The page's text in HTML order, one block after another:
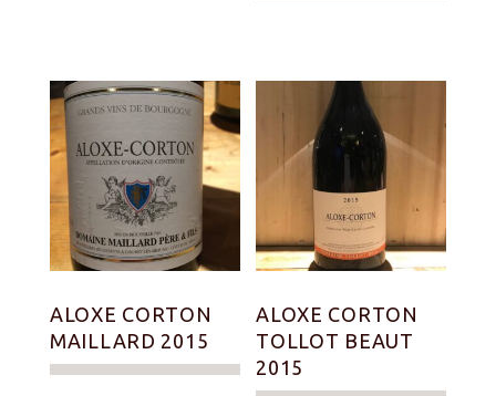
ALOXE CORTON
MAILLARD 2015
ALOXE CORTON
TOLLOT BEAUT
2015